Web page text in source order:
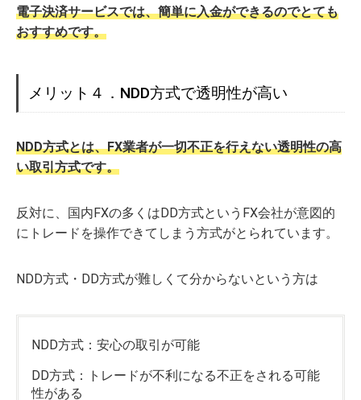
電子決済サービスでは、簡単に入金ができるのでとても
おすすめです。
メリット４．NDD方式で透明性が高い
NDD方式とは、FX業者が一切不正を行えない透明性の高
い取引方式です。
反対に、国内FXの多くはDD方式というFX会社が意図的
にトレードを操作できてしまう方式がとられています。
NDD方式・DD方式が難しくて分からないという方は
NDD方式：安心の取引が可能
DD方式：トレードが不利になる不正をされる可能
性がある